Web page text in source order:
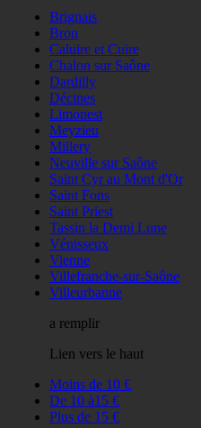
Brignais
Bron
Caluire et Cuire
Chalon sur Saône
Dardilly
Décines
Limonest
Meyzieu
Millery
Neuville sur Saône
Saint Cyr au Mont d'Or
Saint Fons
Saint Priest
Tassin la Demi Lune
Vénisseux
Vienne
Villefranche-sur-Saône
Villeurbanne
a remplir
Lien vers le haut
Moins de 10 €
De 10 à15 €
Plus de 15 €